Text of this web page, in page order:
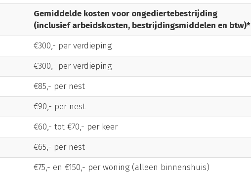
Gemiddelde kosten voor ongediertebestrijding
(inclusief arbeidskosten, bestrijdingsmiddelen en btw)*
€300,- per verdieping
€300,- per verdieping
€85,- per nest
€90,- per nest
€60,- tot €70,- per keer
€65,- per nest
€75,- en €150,- per woning (alleen binnenshuis)